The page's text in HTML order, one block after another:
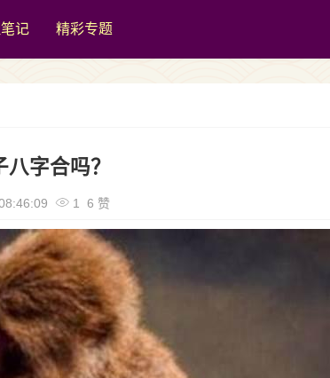
记 精彩专题
字合吗？
1 6 赞